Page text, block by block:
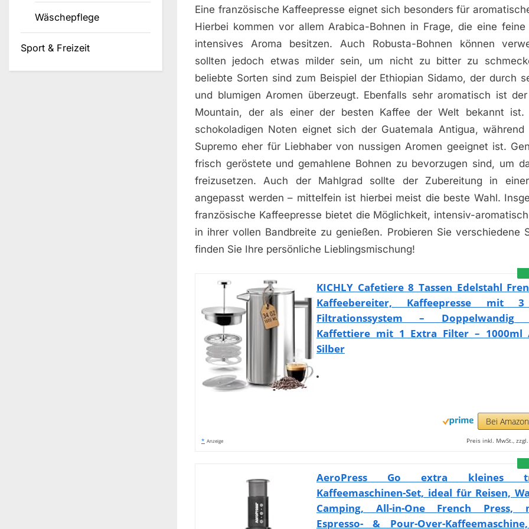
Eine französische Kaffeepresse eignet sich besonders für
Hierbei kommen vor allem Arabica-Bohnen in Frage, die eine
intensives Aroma besitzen. Auch Robusta-Bohnen können
sollten jedoch etwas milder sein, um nicht zu bitter zu
beliebte Sorten sind zum Beispiel der Ethiopian Sidamo, der durch
und blumigen Aromen überzeugt. Ebenfalls sehr aromatisch ist
Mountain, der als einer der besten Kaffee der Welt bekannt ist.
schokoladigen Noten eignet sich der Guatemala Antigua, während
Supremo eher für Liebhaber von nussigen Aromen geeignet ist.
frisch geröstete und gemahlene Bohnen zu bevorzugen sind, um
freizusetzen. Auch der Mahlgrad sollte der Zubereitung in
angepasst werden – mittelfein ist hierbei meist die beste Wahl.
französische Kaffeepresse bietet die Möglichkeit, intensiv-
in ihrer vollen Bandbreite zu genießen. Probieren Sie verschiedene
finden Sie Ihre persönliche Lieblingsmischung!
KICHLY Cafetiere 8 Tassen Edelstahl
Kaffeebereiter, Kaffeepresse mit
Filtrationssystem – Doppelwandig
Kaffettiere mit 1 Extra Filter – 1000ml
Silber
Bei
* Anzeige Preis inkl. MwSt.,
AeroPress Go extra kleines
Kaffeemaschinen-Set, ideal für Reisen,
Camping, All-in-One French Press,
Espresso- & Pour-Over-
Wäschepflege
Sport & Freizeit